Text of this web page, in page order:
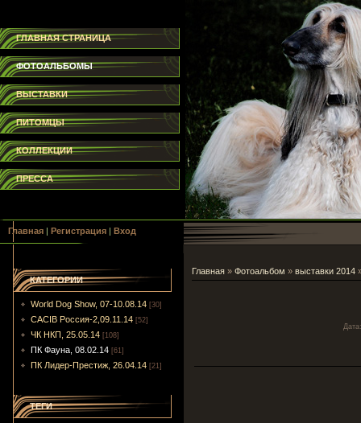
ГЛАВНАЯ СТРАНИЦА
ФОТОАЛЬБОМЫ
ВЫСТАВКИ
ПИТОМЦЫ
КОЛЛЕКЦИИ
ПРЕССА
Главная | Регистрация | Вход
КАТЕГОРИИ
World Dog Show, 07-10.08.14 [30]
CACIB Россия-2,09.11.14 [52]
ЧК НКП, 25.05.14 [108]
ПК Фауна, 08.02.14 [61]
ПК Лидер-Престиж, 26.04.14 [21]
ТЕГИ
Главная » Фотоальбом » выставки 2014
Дата